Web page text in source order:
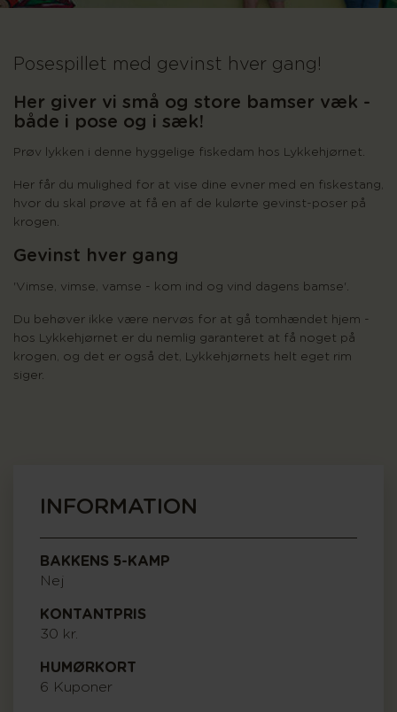
Posespillet med gevinst hver gang!
Her giver vi små og store bamser væk -
både i pose og i sæk!
Prøv lykken i denne hyggelige fiskedam hos Lykkehjørnet.
Her får du mulighed for at vise dine evner med en fiskestang,
hvor du skal prøve at få en af de kulørte gevinst-poser på
krogen.
Gevinst hver gang
'Vimse, vimse, vamse - kom ind og vind dagens bamse'.
Du behøver ikke være nervøs for at gå tomhændet hjem -
hos Lykkehjørnet er du nemlig garanteret at få noget på
krogen, og det er også det, Lykkehjørnets helt eget rim
siger.
INFORMATION
BAKKENS 5-KAMP
Nej
KONTANTPRIS
30 kr.
HUMØRKORT
6 Kuponer